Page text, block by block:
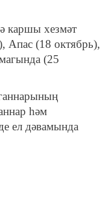
каршы хезмәт
Апас (18 октябрь),
(25
һәм
ел дәвамында